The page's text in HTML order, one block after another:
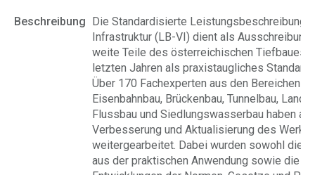
Beschreibung Die Standardisierte Leistungsbeschreibung
Infrastruktur (LB-VI) dient als
weite Teile des österreichischen Tiefbaues.
letzten Jahren als praxistaugliches
Über 170 Fachexperten aus den Bereichen
Eisenbahnbau, Brückenbau, Tunnelbau,
Flussbau und Siedlungswasserbau haben an
Verbesserung und Aktualisierung des
weitergearbeitet. Dabei wurden sowohl die
aus der praktischen Anwendung sowie die